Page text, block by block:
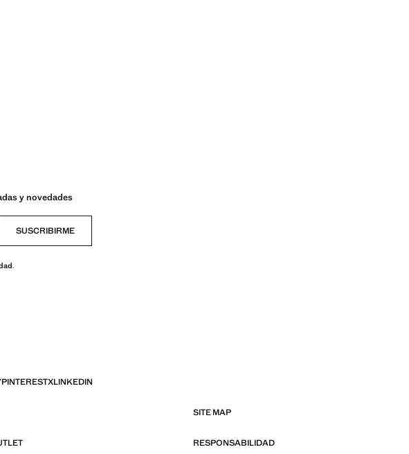
y novedades
SUSCRIBIRME
.
PINTERESTXLINKEDIN
SITE MAP
RESPONSABILIDAD